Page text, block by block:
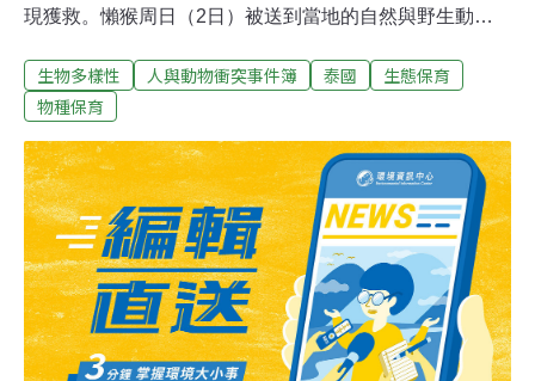
現獲救。懶猴周日（2日）被送到當地的自然與野生動物
上有不少地方被燒傷，牠當時身體十分虛弱。懶猴因其大
眼睛可以作為藥材而被獵殺，被列為易危或瀕危。職員相
生物多樣性 人與動物衝突事件簿 泰國
生態保育
物種保育